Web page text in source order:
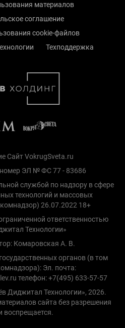
материалов
соглашение
cookie-файлов
Техподдержка
Сайт VokrugSveta.ru
ЭЛ № ФС 77 - 83686
службой по надзору в сфере
технологий и массовых
26.07.2022 18+
ответственностью
Технологии»
Комаровская А. В.
органов (в том
Эл. почта:
телефон: +7(495) 633-57-57
Диджитал Технологии», 2026.
сайта без разрешения
воспрещается.